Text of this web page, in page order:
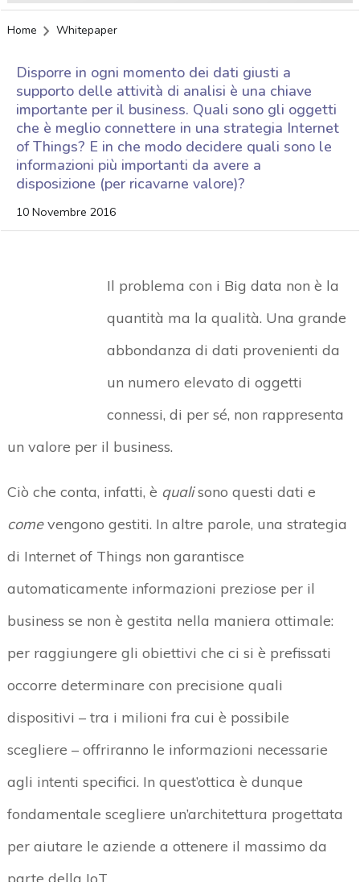
Home Whitepaper
Disporre in ogni momento dei dati giusti a
supporto delle attività di analisi è una chiave
importante per il business. Quali sono gli oggetti
che è meglio connettere in una strategia Internet
of Things? E in che modo decidere quali sono le
informazioni più importanti da avere a
disposizione (per ricavarne valore)?
10 Novembre 2016
Il problema con i Big data non è la
quantità ma la qualità. Una grande
abbondanza di dati provenienti da
un numero elevato di oggetti
connessi, di per sé, non rappresenta
un valore per il business.
Ciò che conta, infatti, è qualisono questi dati e
comevengono gestiti. In altre parole, una strategia
di Internet of Things non garantisce
automaticamente informazioni preziose per il
business se non è gestita nella maniera ottimale:
per raggiungere gli obiettivi che ci si è prefissati
occorre determinare con precisione quali
dispositivi – tra i milioni fra cui è possibile
scegliere – offriranno le informazioni necessarie
agli intenti specifici. In quest’ottica è dunque
fondamentale scegliere un’architettura progettata
per aiutare le aziende a ottenere il massimo da